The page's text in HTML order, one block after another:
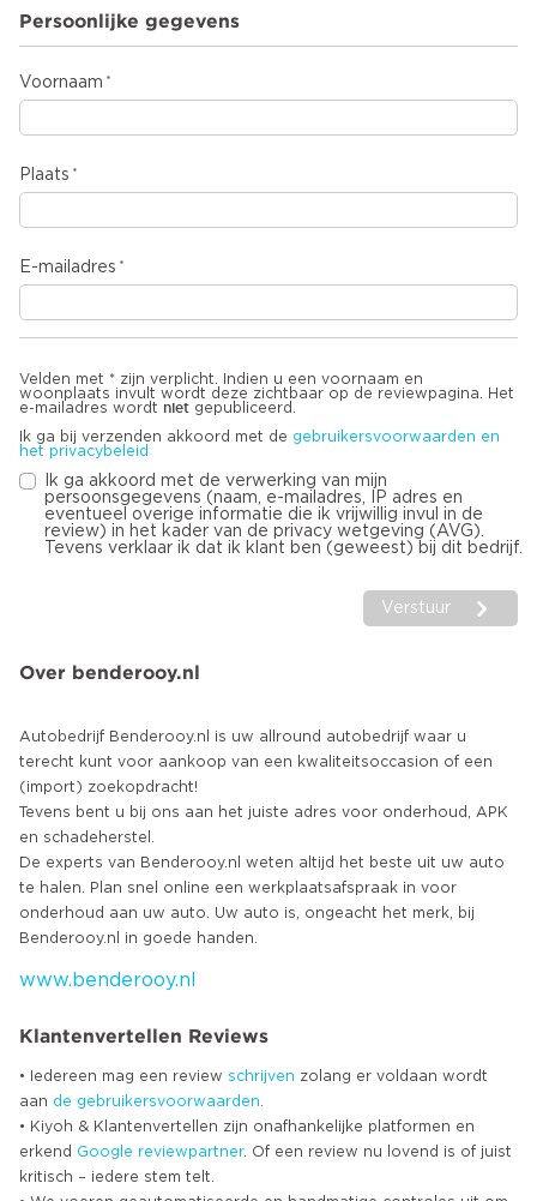
Persoonlijke gegevens
Voornaam
Plaats
E-mailadres
Velden met * zijn verplicht. Indien u een voornaam en
woonplaats invult wordt deze zichtbaar op de reviewpagina. Het
e-mailadres wordt niet gepubliceerd.
Ik ga bij verzenden akkoord met de gebruikersvoorwaarden en
het privacybeleid
Ik ga akkoord met de verwerking van mijn
persoonsgegevens (naam, e-mailadres, IP adres en
eventueel overige informatie die ik vrijwillig invul in de
review) in het kader van de privacy wetgeving (AVG).
Tevens verklaar ik dat ik klant ben (geweest) bij dit bedrijf.
Verstuur
Over benderooy.nl
Autobedrijf Benderooy.nl is uw allround autobedrijf waar u
terecht kunt voor aankoop van een kwaliteitsoccasion of een
(import) zoekopdracht!
Tevens bent u bij ons aan het juiste adres voor onderhoud, APK
en schadeherstel.
De experts van Benderooy.nl weten altijd het beste uit uw auto
te halen. Plan snel online een werkplaatsafspraak in voor
onderhoud aan uw auto. Uw auto is, ongeacht het merk, bij
www.benderooy.nl
Klantenvertellen Reviews
• Iedereen mag een review schrijven zolang er voldaan wordt
aan de gebruikersvoorwaarden
• Kiyoh & Klantenvertellen zijn onafhankelijke platformen en
erkend Google reviewpartner. Of een review nu lovend is of juist
kritisch – iedere stem telt.